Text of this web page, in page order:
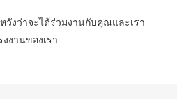
วังว่าจะได้ร่วมงานกับคุณและเรา
งานของเรา